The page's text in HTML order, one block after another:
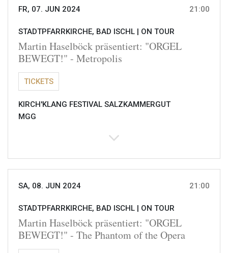
FR, 07. JUN 2024 21:00
STADTPFARRKIRCHE, BAD ISCHL | ON TOUR
Martin Haselböck präsentiert: "ORGEL
BEWEGT!" - Metropolis
TICKETS
KIRCH'KLANG FESTIVAL SALZKAMMERGUT
MGG
SA, 08. JUN 2024 21:00
STADTPFARRKIRCHE, BAD ISCHL | ON TOUR
Martin Haselböck präsentiert: "ORGEL
BEWEGT!" - The Phantom of the Opera